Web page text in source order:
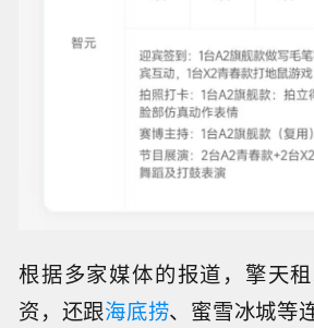
根据多家媒体的报道，擎天
资，还跟海底捞、蜜雪冰城等